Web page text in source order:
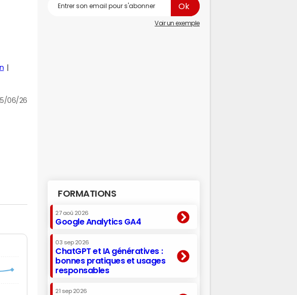
06/26
Voir un exemple
FORMATIONS
27 aoû 2026
Google Analytics GA4
03 sep 2026
ChatGPT et IA génératives :
bonnes pratiques et usages
responsables
21 sep 2026